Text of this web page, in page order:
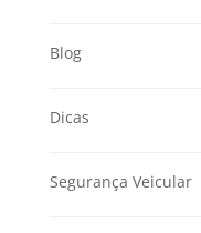
Blog
Dicas
Segurança Veicular